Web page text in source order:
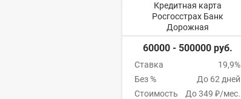
Кредитная карта
Росгосстрах Банк
Дорожная
60000 - 500000 руб.
Ставка
19,9%
Без %
До 62 дней
Стоимость
До 349 ₽/мес.